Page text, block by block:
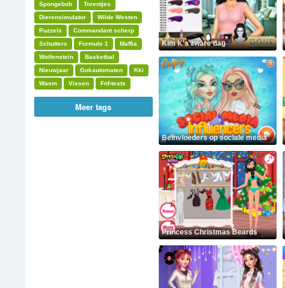
Spongebob
Torentjes
Dierensimulator
Wilde Westen
Puzzels
Commandant scherp
Schutters
Formule 1
Maffia
Wolfenstein
Basketbal
Nieuwjaar
Gokautomaten
Kki
Wasm
Vissen Fnf-tests
Meer tags
Kim K's zware dag
Beïnvloeders op sociale media
Princess Christmas Beards